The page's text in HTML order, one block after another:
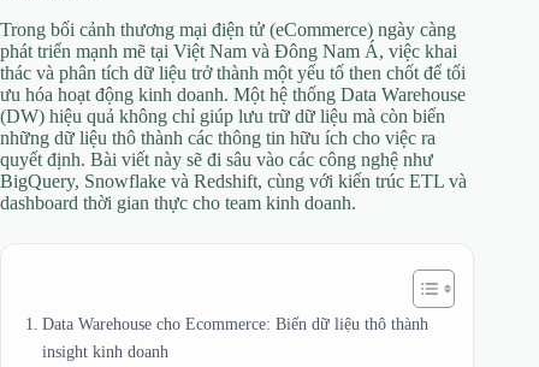
Trong bối cảnh thương mại điện tử (eCommerce) ngày càng
phát triển mạnh mẽ tại Việt Nam và Đông Nam Á, việc khai
thác và phân tích dữ liệu trở thành một yếu tố then chốt để tối
ưu hóa hoạt động kinh doanh. Một hệ thống Data Warehouse
(DW) hiệu quả không chỉ giúp lưu trữ dữ liệu mà còn biến
những dữ liệu thô thành các thông tin hữu ích cho việc ra
quyết định. Bài viết này sẽ đi sâu vào các công nghệ như
BigQuery, Snowflake và Redshift, cùng với kiến trúc ETL và
dashboard thời gian thực cho team kinh doanh.
Data Warehouse cho Ecommerce: Biến dữ liệu thô thành
insight kinh doanh